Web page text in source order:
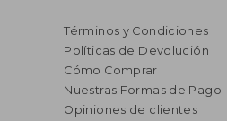
Términos y Condiciones
Políticas de Devolución
Cómo Comprar
Nuestras Formas de Pago
Opiniones de clientes